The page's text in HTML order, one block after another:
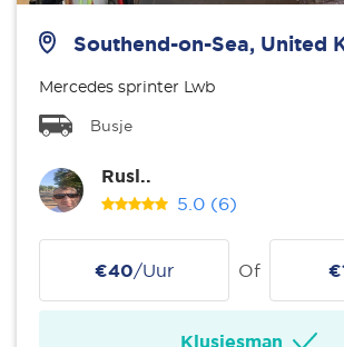
Southend-on-Sea, United
Mercedes sprinter Lwb
Busje
Rusl..
5.0 (6)
€40/Uur Of
Klusjesman